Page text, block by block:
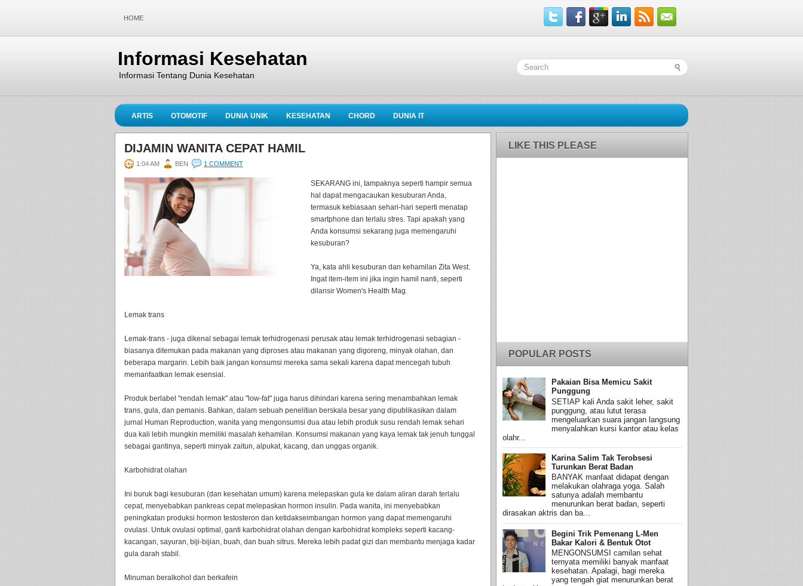
HOME
Informasi Kesehatan
Informasi Tentang Dunia Kesehatan
ARTIS OTOMOTIF DUNIA UNIK KESEHATAN CHORD DUNIA IT
DIJAMIN WANITA CEPAT HAMIL
1:04 AM BEN 1 COMMENT
SEKARANG ini, tampaknya seperti hampir semua
hal dapat mengacaukan kesuburan Anda,
termasuk kebiasaan sehari-hari seperti menatap
smartphone dan terlalu stres. Tapi apakah yang
Anda konsumsi sekarang juga memengaruhi
kesuburan?
Ya, kata ahli kesuburan dan kehamilan Zita West.
Ingat item-item ini jika ingin hamil nanti, seperti
dilansir Women's Health Mag.
Lemak trans
Lemak-trans - juga dikenal sebagai lemak terhidrogenasi perusak atau lemak terhidrogenasi sebagian -
biasanya ditemukan pada makanan yang diproses atau makanan yang digoreng, minyak olahan, dan
beberapa margarin. Lebih baik jangan konsumsi mereka sama sekali karena dapat mencegah tubuh
memanfaatkan lemak esensial.
Produk berlabel "rendah lemak" atau "low-fat" juga harus dihindari karena sering menambahkan lemak
trans, gula, dan pemanis. Bahkan, dalam sebuah penelitian berskala besar yang dipublikasikan dalam
jurnal Human Reproduction, wanita yang mengonsumsi dua atau lebih produk susu rendah lemak sehari
dua kali lebih mungkin memiliki masalah kehamilan. Konsumsi makanan yang kaya lemak tak jenuh tunggal
sebagai gantinya, seperti minyak zaitun, alpukat, kacang, dan unggas organik.
Karbohidrat olahan
Ini buruk bagi kesuburan (dan kesehatan umum) karena melepaskan gula ke dalam aliran darah terlalu
cepat, menyebabkan pankreas cepat melepaskan hormon insulin. Pada wanita, ini menyebabkan
peningkatan produksi hormon testosteron dan ketidakseimbangan hormon yang dapat memengaruhi
ovulasi. Untuk ovulasi optimal, ganti karbohidrat olahan dengan karbohidrat kompleks seperti kacang-
kacangan, sayuran, biji-bijian, buah, dan buah sitrus. Mereka lebih padat gizi dan membantu menjaga kadar
gula darah stabil.
Minuman beralkohol dan berkafein
LIKE THIS PLEASE
POPULAR POSTS
Pakaian Bisa Memicu Sakit
Punggung
SETIAP kali Anda sakit leher, sakit
punggung, atau lutut terasa
mengeluarkan suara jangan langsung
menyalahkan kursi kantor atau kelas
olahr...
Karina Salim Tak Terobsesi
Turunkan Berat Badan
BANYAK manfaat didapat dengan
melakukan olahraga yoga. Salah
satunya adalah membantu
menurunkan berat badan, seperti
dirasakan aktris dan ba...
Begini Trik Pemenang L-Men
Bakar Kalori & Bentuk Otot
MENGONSUMSI camilan sehat
ternyata memiliki banyak manfaat
kesehatan. Apalagi, bagi mereka
yang tengah giat menurunkan berat